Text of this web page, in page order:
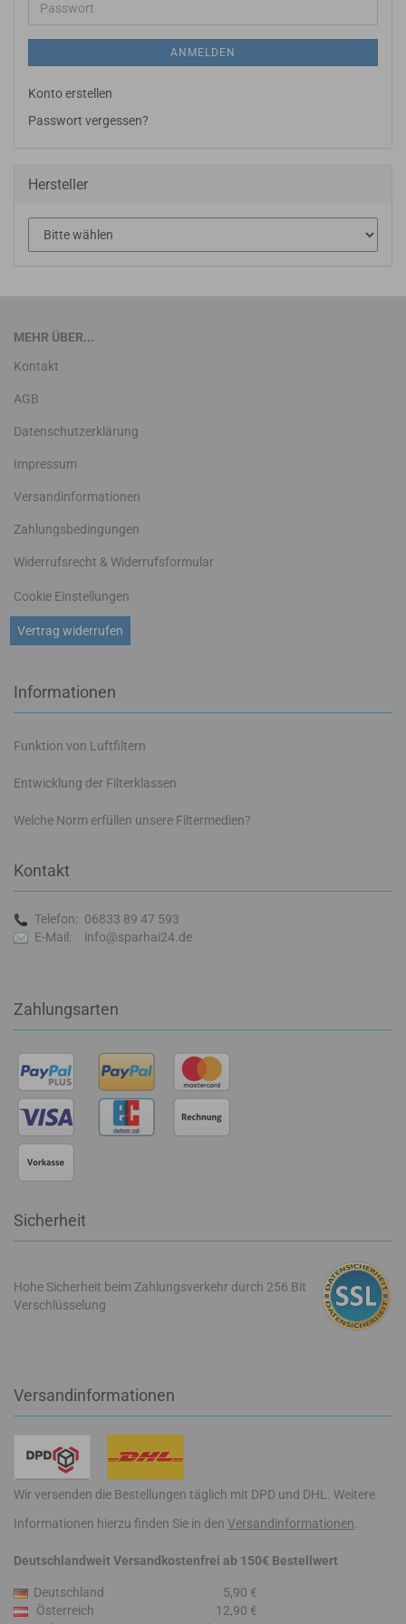
Passwort
ANMELDEN
Konto erstellen
Passwort vergessen?
Hersteller
MEHR ÜBER...
Kontakt
AGB
Datenschutzerklärung
Impressum
Versandinformationen
Zahlungsbedingungen
Widerrufsrecht & Widerrufsformular
Vertrag widerrufen
Cookie Einstellungen
Informationen
Funktion von Luftfiltern
Entwicklung der Filterklassen
Welche Norm erfüllen unsere Filtermedien?
Kontakt
Telefon: 06833 89 47 593
E-Mail:
info@sparhai24.de
Zahlungsarten
Sicherheit
Hohe Sicherheit beim Zahlungsverkehr durch 256 Bit
Verschlüsselung
Versandinformationen
Wir versenden die Bestellungen täglich mit DPD und DHL. Weitere
Informationen hierzu finden Sie in den Versandinformationen
Deutschlandweit Versandkostenfrei ab 150€ Bestellwert
Deutschland
5,90 €
Österreich
12,90 €